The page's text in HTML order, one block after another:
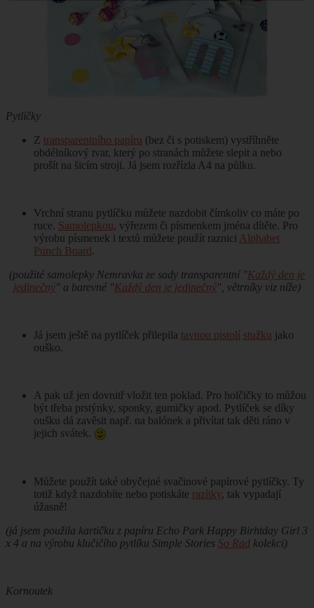
Pytlíčky
Z transparentního papíru (bez či s potiskem) vystříhněte
obdélníkový tvar, který po stranách můžete slepit a nebo
prošít na šicím stroji. Já jsem rozřízla A4 na půlku.
Vrchní stranu pytlíčku můžete nazdobit čímkoliv co máte po
ruce. Samolepkou, výřezem či písmenkem jména dítěte. Pro
výrobu písmenek i textů můžete použít raznici Alphabet
Punch Board.
(použité samolepky Nemravka ze sady transparentní "Každý den je
jedinečný" a barevné "Každý den je jedinečný", větrníky viz níže)
Já jsem ještě na pytlíček přilepila tavnou pistolí stužku jako
ouško.
A pak už jen dovnitř vložit ten poklad. Pro holčičky to můžou
být třeba prstýnky, sponky, gumičky apod. Pytlíček se díky
oušku dá zavěsit např. na balónek a přivítat tak děti ráno v
jejich svátek.
Můžete použít také obyčejné svačinové papírové pytlíčky. Ty
totiž když nazdobíte nebo potiskáte razítky, tak vypadají
úžasně!
(já jsem použila kartičku z papíru Echo Park Happy Birhtday Girl 3
x 4 a na výrobu klučičího pytlíku Simple Stories So Rad kolekci)
Kornoutek